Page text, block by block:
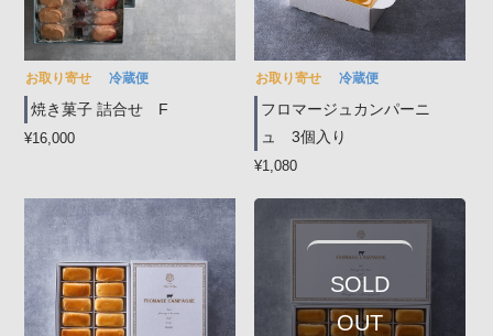
お取り寄せ 冷蔵便
焼き菓子 詰合せ F
¥16,000
お取り寄せ 冷蔵便
フロマージュカンパーニ
ュ 3個入り
¥1,080
SOLD
OUT